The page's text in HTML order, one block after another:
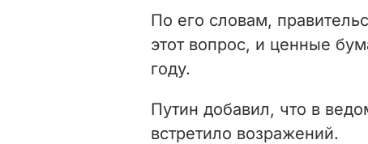
По его словам,
этот вопрос, и ценные
году.
Путин добавил, что в
встретило возражений.